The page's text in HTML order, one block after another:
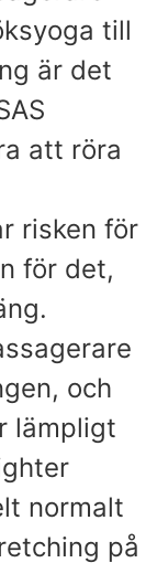
till
är det
att röra
risken för
för det,
och
lämpligt
normalt
på